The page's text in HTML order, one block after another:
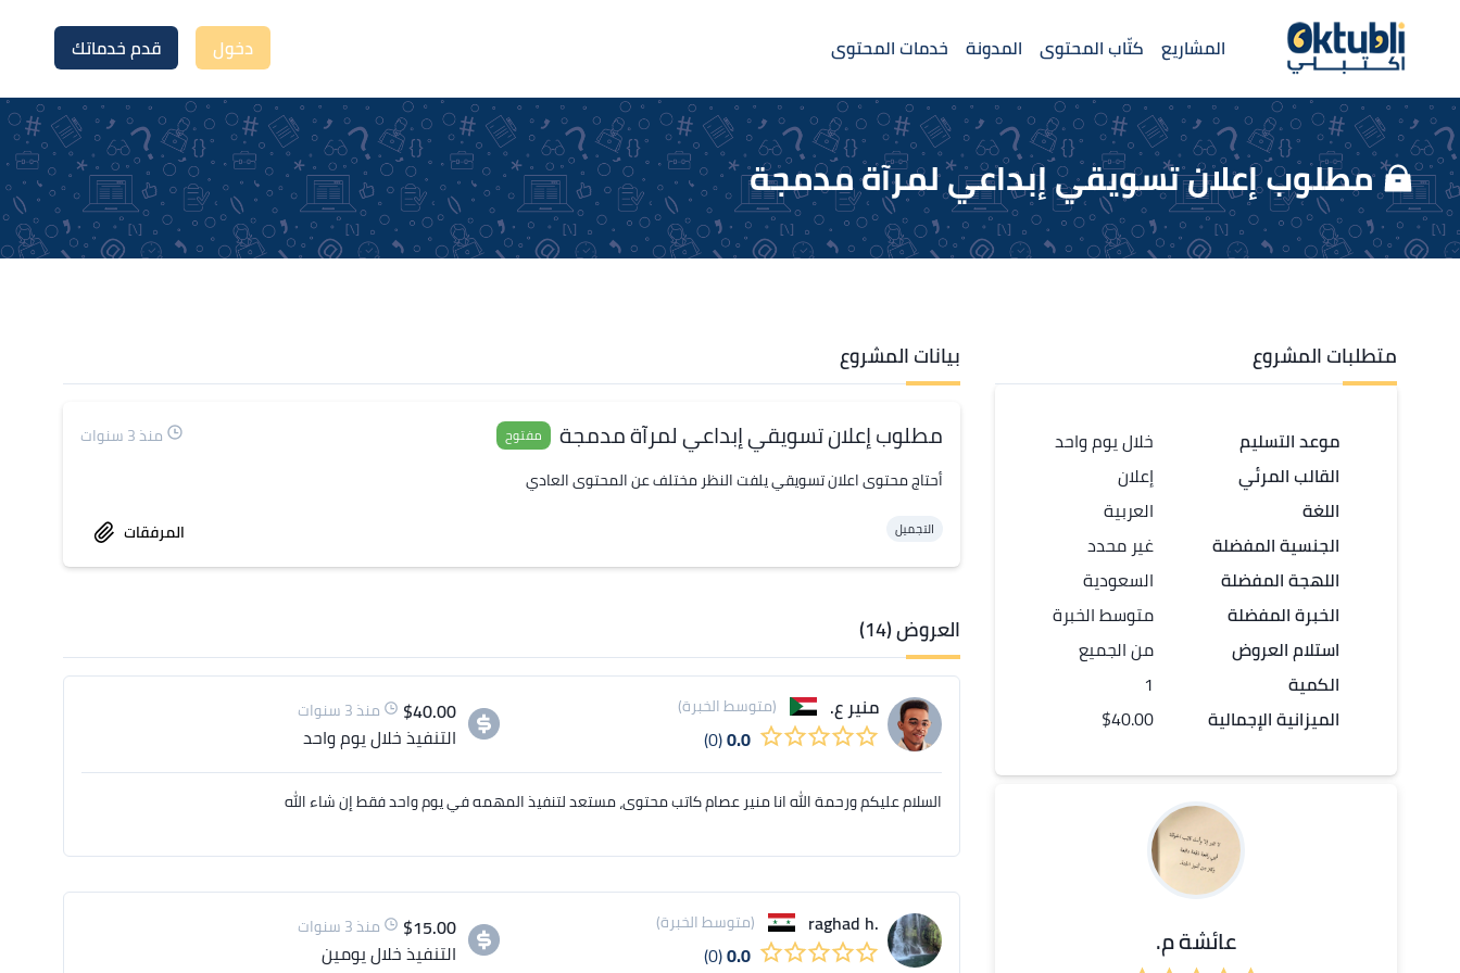
المشاريع كتّاب المحتوى المدونة خدمات المحتوى دخول قدم خدماتك
مطلوب إعلان تسويقي إبداعي لمرآة مدمجة
متطلبات المشروع
موعد التسليم
القالب المرئي
اللغة
الجنسية المفضلة
اللهجة المفضلة
الخبرة المفضلة
استلام العروض
الكمية
الميزانية الإجمالية
خلال يوم واحد
إعلان
العربية
غير محدد
السعودية
متوسط الخبرة
من الجميع
1
$40.00
عائشة م.
بيانات المشروع
مطلوب إعلان تسويقي إبداعي لمرآة مدمجة مفتوح
منذ 3 سنوات
أحتاج محتوى اعلان تسويقي يلفت النظر مختلف عن المحتوى العادي
التجميل المرفقات
العروض (14)
منير ع. (متوسط الخبرة)
0.0
(0)
$40.00 منذ 3 سنوات
التنفيذخلال يوم واحد
السلام عليكم ورحمة الله انا منير عصام كاتب محتوى، مستعد لتنفيذ المهمه في يوم واحد فقط إن شاء الله
.raghad h (متوسط الخبرة)
0.0
(0)
$15.00 منذ 3 سنوات
التنفيذخلال يومين